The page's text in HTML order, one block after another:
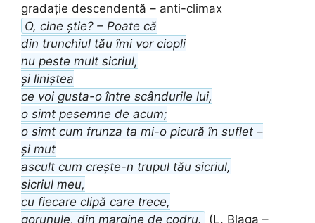
gradație descendentă – anti-climax
O, cine știe? – Poate că
din trunchiul tău îmi vor ciopli
nu peste mult sicriul,
și liniștea
ce voi gusta-o între scândurile lui,
o simt pesemne de acum;
o simt cum frunza ta mi-o picură în suflet –
și mut
ascult cum crește-n trupul tău sicriul,
sicriul meu,
cu fiecare clipă care trece,
gorunule, din margine de codru.
(L. Blaga –